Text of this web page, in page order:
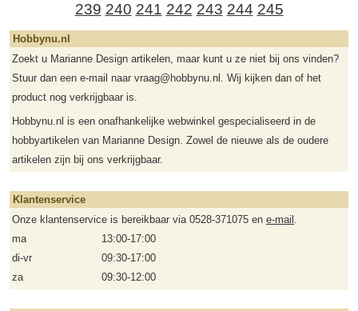
239 240 241 242 243 244 245
Hobbynu.nl
Zoekt u Marianne Design artikelen, maar kunt u ze niet bij ons vinden?
Stuur dan een e-mail naar vraag@hobbynu.nl. Wij kijken dan of het
product nog verkrijgbaar is.
Hobbynu.nl is een onafhankelijke webwinkel gespecialiseerd in de
hobbyartikelen van Marianne Design. Zowel de nieuwe als de oudere
artikelen zijn bij ons verkrijgbaar.
Klantenservice
Onze klantenservice is bereikbaar via 0528-371075 en e-mail .
ma
13:00-17:00
di-vr
09:30-17:00
za
09:30-12:00